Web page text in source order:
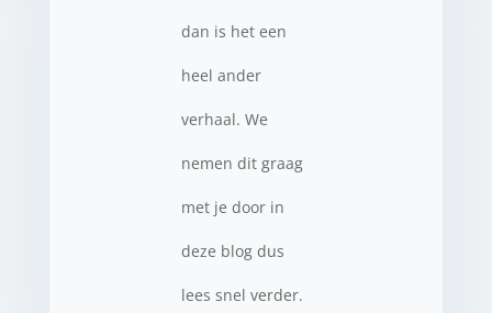
dan is het een
heel ander
verhaal. We
nemen dit graag
met je door in
deze blog dus
lees snel verder.